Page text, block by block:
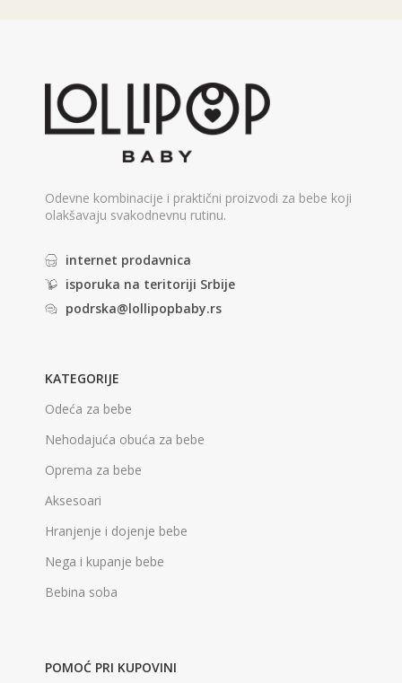
Odevne kombinacije i praktični proizvodi za bebe koji
olakšavaju svakodnevnu rutinu.
internet prodavnica
isporuka na teritoriji Srbije
podrska@lollipopbaby.rs
KATEGORIJE
Odeća za bebe
Nehodajuća obuća za bebe
Oprema za bebe
Aksesoari
Hranjenje i dojenje bebe
Nega i kupanje bebe
Bebina soba
POMOĆ PRI KUPOVINI